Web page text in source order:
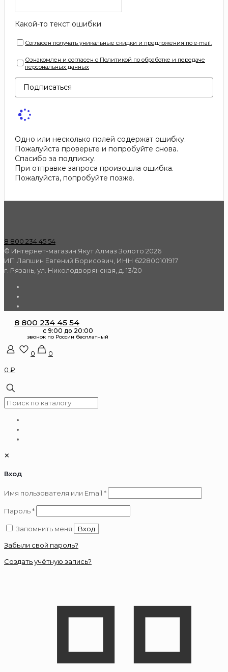
Какой-то текст ошибки
Согласен получать уникальные скидки и предложения по e-mail.
Ознакомлен и согласен с Политикой по обработке и передаче
персональных данных
Подписаться
Одно или несколько полей содержат ошибку.
Пожалуйста проверьте и попробуйте снова.
Спасибо за подписку.
При отправке запроса произошла ошибка.
Пожалуйста, попробуйте позже.
8 800 234 45 54
© Интернет-магазин Якут Алмаз Золото 2026
ИП Лапшин Евгений Борисович, ИНН 622800101917
г. Рязань, ул. Николодворянская, д. 13/20
8 800 234 45 54
0
0
0 ₽
✕
Вход
Имя пользователя или Email *Обязательно
Пароль*Обязательно
Запомнить меня
Вход
Забыли свой пароль?
Создать учётную запись?